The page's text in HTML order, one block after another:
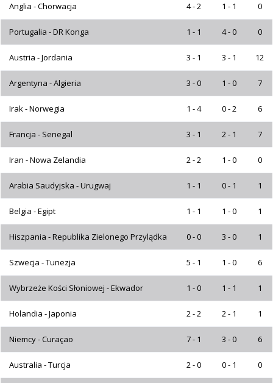
Anglia - Chorwacja 4 - 2 1 - 1 0
Portugalia - DR Konga 1 - 1 4 - 0 0
Austria - Jordania 3 - 1 3 - 1 12
Argentyna - Algieria 3 - 0 1 - 0 7
Irak - Norwegia 1 - 4 0 - 2 6
Francja - Senegal 3 - 1 2 - 1 7
Iran - Nowa Zelandia 2 - 2 1 - 0 0
Arabia Saudyjska - Urugwaj 1 - 1 0 - 1 1
Belgia - Egipt 1 - 1 1 - 0 1
Hiszpania - Republika Zielonego Przylądka 0 - 0 3 - 0 1
Szwecja - Tunezja 5 - 1 1 - 0 6
Wybrzeże Kości Słoniowej - Ekwador 1 - 0 1 - 1 1
Holandia - Japonia 2 - 2 2 - 1 1
Niemcy - Curaçao 7 - 1 3 - 0 6
Australia - Turcja 2 - 0 0 - 1 0